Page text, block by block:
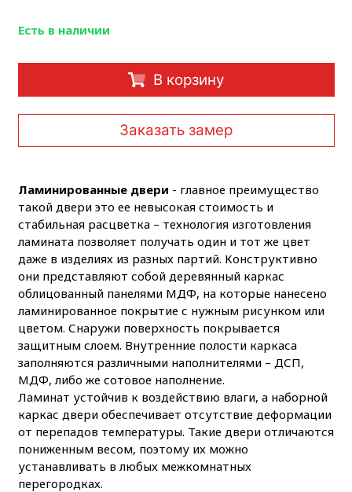
Есть в наличии
В корзину
Заказать замер
Ламинированные двери - главное преимущество
такой двери это ее невысокая стоимость и
стабильная расцветка – технология изготовления
ламината позволяет получать один и тот же цвет
даже в изделиях из разных партий. Конструктивно
они представляют собой деревянный каркас
облицованный панелями МДФ, на которые нанесено
ламинированное покрытие с нужным рисунком или
цветом. Снаружи поверхность покрывается
защитным слоем. Внутренние полости каркаса
заполняются различными наполнителями – ДСП,
МДФ, либо же сотовое наполнение.
Ламинат устойчив к воздействию влаги, а наборной
каркас двери обеспечивает отсутствие деформации
от перепадов температуры. Такие двери отличаются
пониженным весом, поэтому их можно
устанавливать в любых межкомнатных
перегородках.